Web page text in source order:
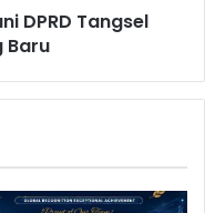
DPRD Tangsel
Baru